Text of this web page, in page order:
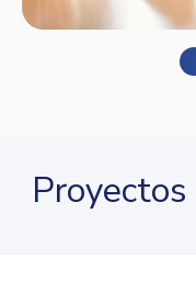
Proyectos